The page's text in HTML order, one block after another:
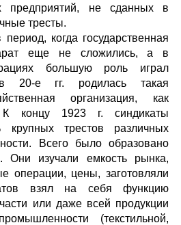
предприятий, не сданных в
тресты.
когда государственная
еще не сложились, а в
большую роль играл
20-е гг. родилась такая
организация, как
К концу 1923 г. синдикаты
трестов различных
Всего было образовано
Они изучали емкость рынка,
операции, цены, заготовляли
взял на себя функцию
или даже всей продукции
(текстильной,